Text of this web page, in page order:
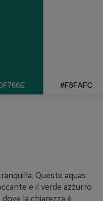
Queste aquas
e il verde azzurro
la chiarezza è